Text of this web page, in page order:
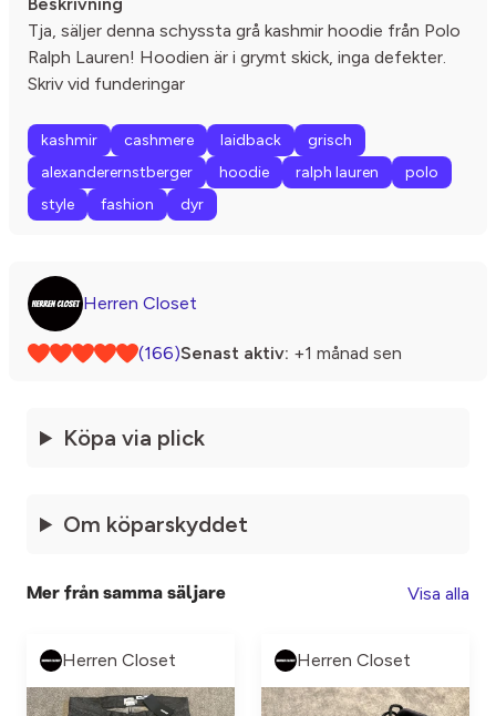
Tja, säljer denna schyssta grå kashmir hoodie från Polo
Ralph Lauren! Hoodien är i grymt skick, inga defekter.
Skriv vid funderingar
kashmir cashmere laidback
grisch
alexanderernstberger
hoodie ralph lauren
polo
style
fashion dyr
Herren Closet
(166)Senast aktiv: +1 månad sen
Köpa via plick
Om köparskyddet
Mer från samma säljare Visa alla
Herren Closet Herren Closet